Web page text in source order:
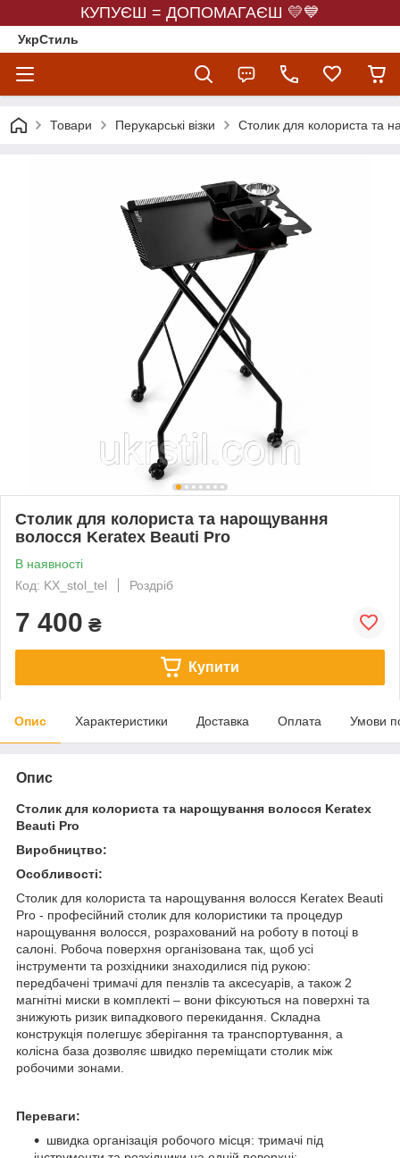
КУПУЄШ = ДОПОМАГАЄШ 💛💙
УкрСтиль
Товари Перукарські візки Столик для колориста та
Столик для колориста та нарощування
волосся Keratex Beauti Pro
В наявності
Код: KX_stol_tel
Роздріб
7 400 ₴
Купити
Опис Характеристики Доставка Оплата Умови
Опис
Столик для колориста та нарощування волосся Keratex
Beauti Pro
Виробництво:
Особливості:
Столик для колориста та нарощування волосся Keratex Beauti
Pro - професійний столик для колористики та процедур
нарощування волосся, розрахований на роботу в потоці в
салоні. Робоча поверхня організована так, щоб усі
інструменти та розхідники знаходилися під рукою:
передбачені тримачі для пензлів та аксесуарів, а також 2
магнітні миски в комплекті – вони фіксуються на поверхні та
знижують ризик випадкового перекидання. Складна
конструкція полегшує зберігання та транспортування, а
колісна база дозволяє швидко переміщати столик між
робочими зонами.
Переваги:
швидка організація робочого місця: тримачі під